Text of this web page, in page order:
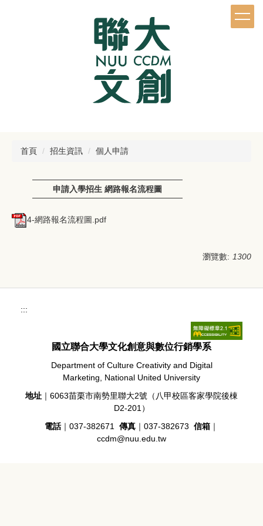
首頁 招生資訊 個人申請
申請入學招生 網路報名流程圖
4-網路報名流程圖.pdf
瀏覽數: 1300
:::
國立聯合大學文化創意與數位行銷學系
Department of Culture Creativity and Digital
Marketing, National United University
地址 ｜6063苗栗市南勢里聯大2號（八甲校區客家學院後棟
D2-201）
電話｜037-382671 傳真 ｜037-382673 信箱 ｜
ccdm@nuu.edu.tw